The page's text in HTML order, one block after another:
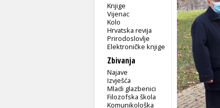
Knjige
Vijenac
Kolo
Hrvatska revija
Prirodoslovlje
Elektroničke knjige
Zbivanja
Najave
Izvješća
Mladi glazbenici
Filozofska škola
Komunikološka